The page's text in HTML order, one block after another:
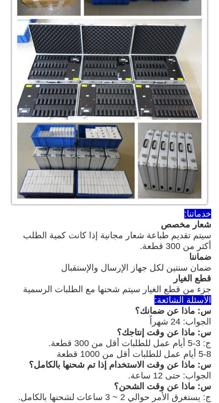
خدماتنا:
شعار مخصص
سيتم تقديم طباعة شعار مجانية إذا كانت كمية الطلب
أكثر من 300 قطعة.
ضماننا
ضمان سنتين لكل جهاز الإرسال والإستقبال
قطع الغيار
جزء من قطع الغيار سيتم شحنها مع الطلبات الرسمية
الأسئلة الشائعة:
س: ماذا عن ضمانك؟
الجواب: 24 شهراً
س: ماذا عن وقت إنتاجك؟
ج: 3-5 أيام عمل للطلبات أقل من 300 قطعة.
5-8 أيام عمل للطلبات أقل من 1000 قطعة
س: ماذا عن وقت الاستخدام إذا تم شحنها بالكامل؟
الجواب: حتى 12 ساعة.
س: ماذا عن وقت الشحن؟
ج: يستغرق الأمر حوالي 2 ~ 3 ساعات لشحنها بالكامل.